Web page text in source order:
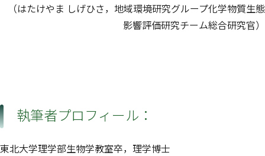
（はたけやま しげひさ，地域環境研究グループ化学物質生態
影響評価研究チーム総合研究官）
執筆者プロフィール：
東北大学理学部生物学教室卒，理学博士